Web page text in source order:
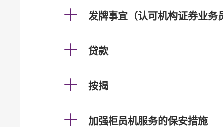
发牌事宜（认可机构证券业务
贷款
按揭
加强柜员机服务的保安措施